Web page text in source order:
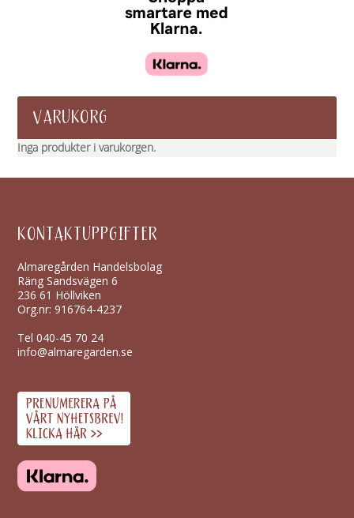
VARUKORG
Inga produkter i varukorgen.
KONTAKTUPPGIFTER
Almaregården Handelsbolag
Räng Sandsvägen 6
236 61 Höllviken
Org.nr: 916764-4237
Tel040-45 70 24
info@almaregarden.se